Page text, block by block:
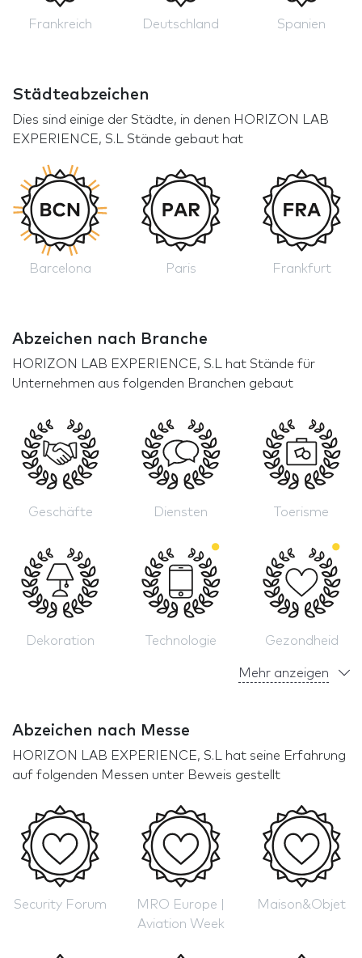
Frankreich Deutschland Spanien
Städteabzeichen
Dies sind einige der Städte, in denen HORIZON LAB
EXPERIENCE, S.L Stände gebaut hat
Barcelona Paris Frankfurt
Abzeichen nach Branche
HORIZON LAB EXPERIENCE, S.L hat Stände für
Unternehmen aus folgenden Branchen gebaut
Geschäfte Diensten Toerisme
Dekoration Technologie Gezondheid
Mehr anzeigen
Abzeichen nach Messe
HORIZON LAB EXPERIENCE, S.L hat seine Erfahrung
auf folgenden Messen unter Beweis gestellt
Security Forum
MRO Europe |
Aviation Week
Maison&Objet